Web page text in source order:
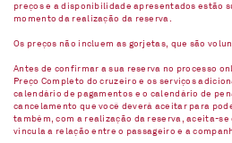
preços e a disponibilidade apresentados estão
momento da realização da reserva.
Os preços não incluem as gorjetas, que são
Antes de confirmar a sua reserva no processo
Preço Completo do cruzeiro e os serviços
calendário de pagamentos e o calendário de
cancelamento que você deverá aceitar para
também, com a realização da reserva, aceita-se
vincula a relação entre o passageiro e a